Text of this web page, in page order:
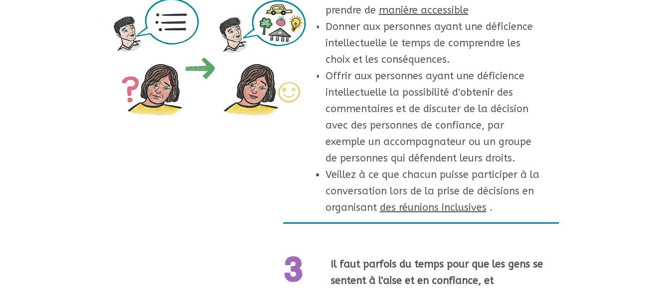
prendre de manière accessible
Donner aux personnes ayant une déficience
intellectuelle le temps de comprendre les
choix et les conséquences.
Offrir aux personnes ayant une déficience
intellectuelle la possibilité d'obtenir des
commentaires et de discuter de la décision
avec des personnes de confiance, par
exemple un accompagnateur ou un groupe
de personnes qui défendent leurs droits.
Veillez à ce que chacun puisse participer à la
conversation lors de la prise de décisions en
organisant des réunions inclusives .
3
Il faut parfois du temps pour que les gens se
sentent à l'aise et en confiance, et